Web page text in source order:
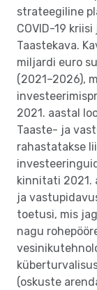
strateegiline
COVID-19
Taastekava.
miljardi euro
(2021–2026),
2021. aastal
Taaste- ja
rahastatakse
kinnitati 2021.
ja
toetusi, mis
nagu
(oskuste